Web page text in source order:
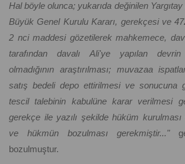
Hal böyle olunca; yukarıda değinilen
Büyük Genel Kurulu Kararı, gerekçesi ve
2 nci maddesi gözetilerek mahkemece,
tarafından davalı Ali'ye yapılan
olmadığının araştırılması; muvazaa
satış bedeli depo ettirilmesi ve sonucuna
tescil talebinin kabulüne karar verilmesi
gerekçe ile yazılı şekilde hüküm
ve hükmün bozulması gerekmiştir..."
bozulmuştur.